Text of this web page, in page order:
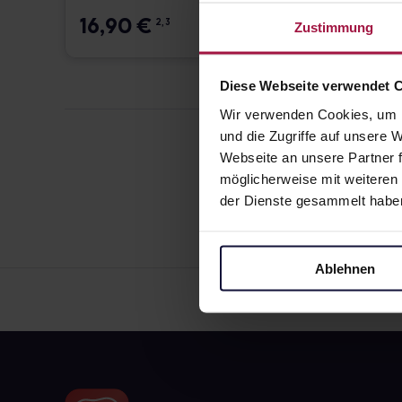
Zustimmung
Diese Webseite verwendet
Wir verwenden Cookies,
und die Zugriffe auf unsere
Webseite an unsere Partner
möglicherweise mit
der Dienste gesammelt
Ablehnen
16,90€ 2, 3